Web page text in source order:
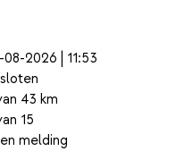
08-2026 | 11:53
43 km
15
melding